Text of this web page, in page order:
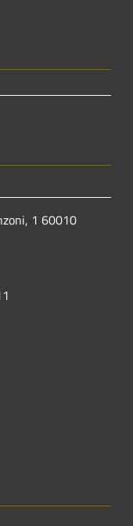
1 60010